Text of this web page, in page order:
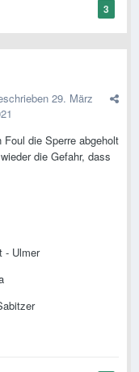
3
29. März
die Sperre abgeholt
die Gefahr, dass
- Ulmer